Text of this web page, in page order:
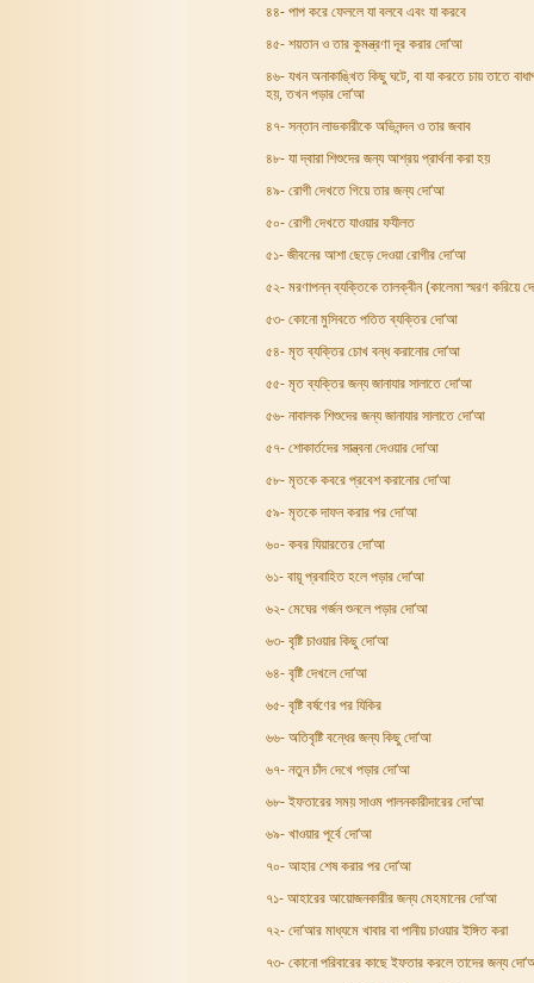
৪৪- পাপ করে ফেললে যা বলবে এবং যা করবে
৪৫- শয়তান ও তার কুমন্ত্রণা দূর করার দো‘আ
৪৬- যখন অনাকাঙ্খিত কিছু ঘটে, বা যা করতে চায় তাতে
হয়, তখন পড়ার দো‘আ
৪৭- সন্তান লাভকারীকে অভিনন্দন ও তার জবাব
৪৮- যা দ্বারা শিশুদের জন্য আশ্রয় প্রার্থনা করা হয়
৪৯- রোগী দেখতে গিয়ে তার জন্য দো‘আ
৫০- রোগী দেখতে যাওয়ার ফযীলত
৫১- জীবনের আশা ছেড়ে দেওয়া রোগীর দো‘আ
৫২- মরণাপন্ন ব্যক্তিকে তালক্বীন (কালেমা স্মরণ করিয়ে
৫৩- কোনো মুসিবতে পতিত ব্যক্তির দো‘আ
৫৪- মৃত ব্যক্তির চোখ বন্ধ করানোর দো‘আ
৫৫- মৃত ব্যক্তির জন্য জানাযার সালাতে দো‘আ
৫৬- নাবালক শিশুদের জন্য জানাযার সালাতে দো‘আ
৫৭- শোকার্তদের সান্ত্বনা দেওয়ার দো‘আ
৫৮- মৃতকে কবরে প্রবেশ করানোর দো‘আ
৫৯- মৃতকে দাফন করার পর দো‘আ
৬০- কবর যিয়ারতের দো‘আ
৬১- বায়ূ প্রবাহিত হলে পড়ার দো‘আ
৬২- মেঘের গর্জন শুনলে পড়ার দো‘আ
৬৩- বৃষ্টি চাওয়ার কিছু দো‘আ
৬৪- বৃষ্টি দেখলে দো‘আ
৬৫- বৃষ্টি বর্ষণের পর যিকির
৬৬- অতিবৃষ্টি বন্ধের জন্য কিছু দো‘আ
৬৭- নতুন চাঁদ দেখে পড়ার দো‘আ
৬৮- ইফতারের সময় সাওম পালনকারীদারের দো‘আ
৬৯- খাওয়ার পূর্বে দো‘আ
৭০- আহার শেষ করার পর দো‘আ
৭১- আহারের আয়োজনকারীর জন্য মেহমানের দো‘আ
৭২- দো‘আর মাধ্যমে খাবার বা পানীয় চাওয়ার ইঙ্গিত করা
৭৩- কোনো পরিবারের কাছে ইফতার করলে তাদের জন্য